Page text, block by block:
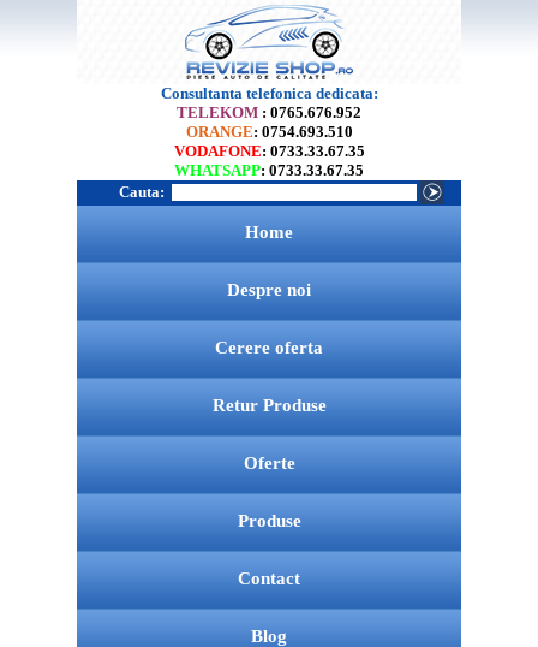
Consultanta telefonica dedicata:
TELEKOM : 0765.676.952
ORANGE: 0754.693.510
VODAFONE: 0733.33.67.35
WHATSAPP: 0733.33.67.35
Cauta:
Home
Despre noi
Cerere oferta
Retur Produse
Oferte
Produse
Contact
Blog